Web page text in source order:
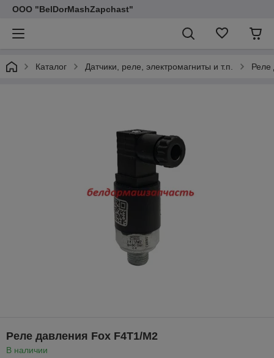
ООО "BelDorMashZapchast"
Каталог Датчики, реле, электромагниты и т.п. Реле
Реле давления Fox F4T1/M2
В наличии